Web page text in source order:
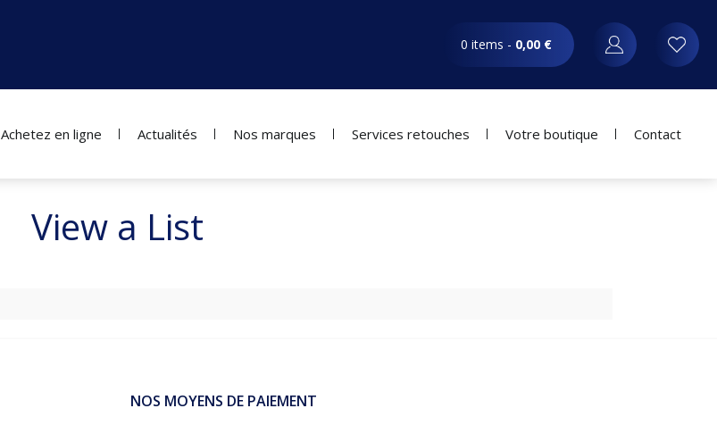
0 items - 0,00 €
Achetez en ligne Actualités Nos marques Services retouches Votre boutique Contact
View a List
NOS MOYENS DE PAIEMENT